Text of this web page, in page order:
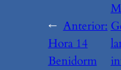
← Anterior:
Hora 14
Benidorm